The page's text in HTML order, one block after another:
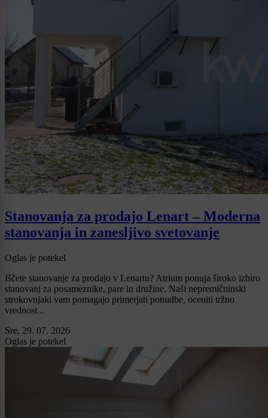
Stanovanja za prodajo Lenart – Moderna
stanovanja in zanesljivo svetovanje
Oglas je potekel
Iščete stanovanje za prodajo v Lenartu? Atrium ponuja široko izbiro
stanovanj za posameznike, pare in družine. Naši nepremičninski
strokovnjaki vam pomagajo primerjati ponudbe, oceniti tržno
vrednost...
Sre, 29. 07. 2026
Oglas je potekel